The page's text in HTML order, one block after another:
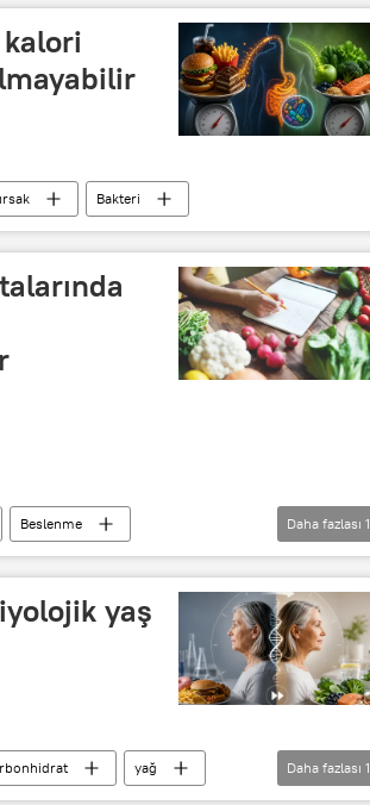
kalori
Bakteri
Beslenme
Daha fazlası 1
yaş
yağ
Daha fazlası 1